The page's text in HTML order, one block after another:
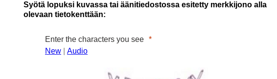
Syötä lopuksi kuvassa tai äänitiedostossa esitetty merkkijono alla
olevaan tietokenttään:
Enter the characters you see
New
Audio